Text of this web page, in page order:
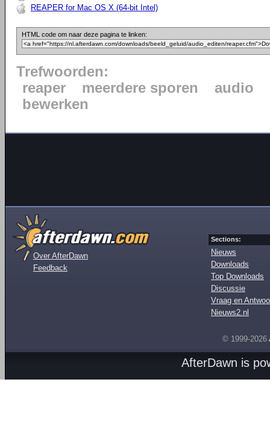
REAPER for Mac OS X (64-bit Intel)
HTML code om naar deze pagina te linken:
Trefwoorden:
reaper
meerdere sporen
audio
bewerken
Over AfterDawn
Feedback
Sections:
Nieuws
Downloads
Top Downloads
Discussie
Vraag en
Nieuws2.nl
© 1999-2026
AfterDawn is